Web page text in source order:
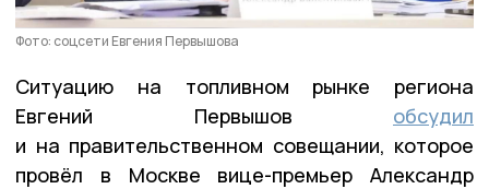
Фото: соцсети Евгения Первышова
Ситуацию на топливном рынке региона
Евгений Первышов обсудил
и на правительственном совещании, которое
провёл в Москве вице-премьер Александр